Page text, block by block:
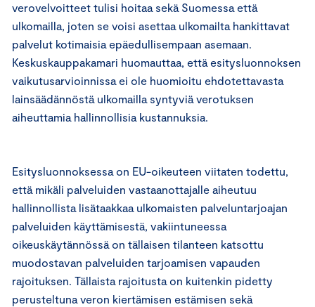
verovelvoitteet tulisi hoitaa sekä Suomessa että
ulkomailla, joten se voisi asettaa ulkomailta hankittavat
palvelut kotimaisia epäedullisempaan asemaan.
Keskuskauppakamari huomauttaa, että esitysluonnoksen
vaikutusarvioinnissa ei ole huomioitu ehdotettavasta
lainsäädännöstä ulkomailla syntyviä verotuksen
aiheuttamia hallinnollisia kustannuksia.
Esitysluonnoksessa on EU-oikeuteen viitaten todettu,
että mikäli palveluiden vastaanottajalle aiheutuu
hallinnollista lisätaakkaa ulkomaisten palveluntarjoajan
palveluiden käyttämisestä, vakiintuneessa
oikeuskäytännössä on tällaisen tilanteen katsottu
muodostavan palveluiden tarjoamisen vapauden
rajoituksen. Tällaista rajoitusta on kuitenkin pidetty
perusteltuna veron kiertämisen estämisen sekä